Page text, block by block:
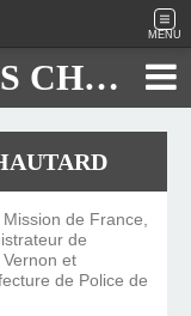
MENU
JOURNAL DE DENIS CHAUTARD
de France,
de
et
de Police de